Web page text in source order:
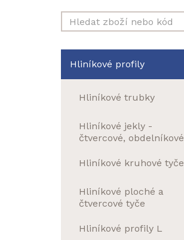
Hliníkové profily
Hliníkové trubky
Hliníkové jekly -
čtvercové, obdelníkové
Hliníkové kruhové tyče
Hliníkové ploché a
čtvercové tyče
Hliníkové profily L